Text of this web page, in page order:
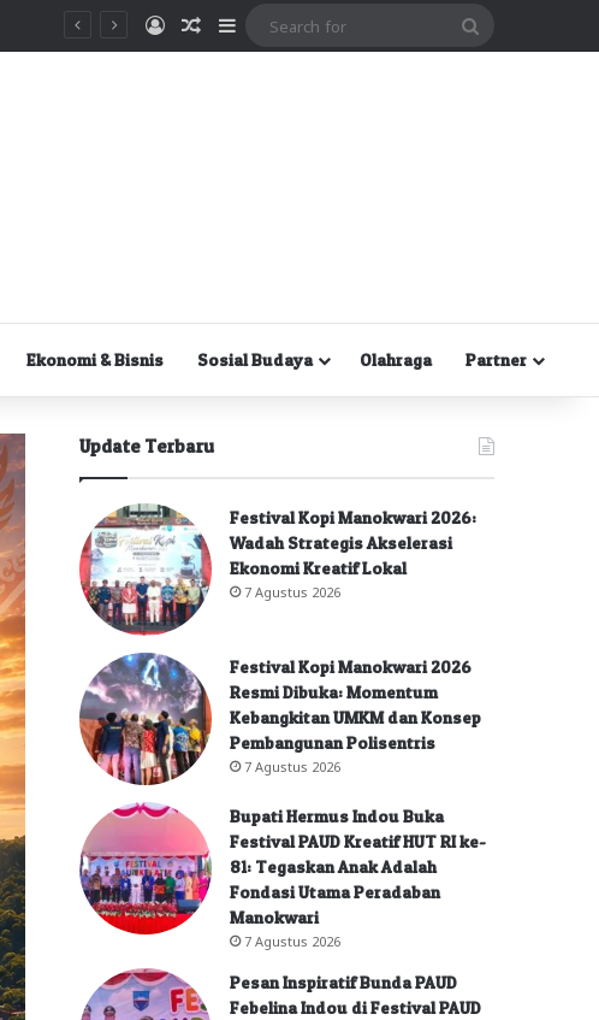
MasukRandom Article
Sidebar
Ekonomi & Bisnis Sosial Budaya Olahraga Partner
Update Terbaru
Festival Kopi Manokwari 2026:
Wadah Strategis Akselerasi
Ekonomi Kreatif Lokal
7 Agustus 2026
Festival Kopi Manokwari 2026
Resmi Dibuka: Momentum
Kebangkitan UMKM dan Konsep
Pembangunan Polisentris
7 Agustus 2026
Bupati Hermus Indou Buka
Festival PAUD Kreatif HUT RI ke-
81: Tegaskan Anak Adalah
Fondasi Utama Peradaban
Manokwari
7 Agustus 2026
Pesan Inspiratif Bunda PAUD
Febelina Indou di Festival PAUD